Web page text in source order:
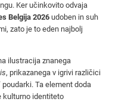
Ker učinkovito odvaja
Belgija 2026udoben in suh
zato je to eden najbolj
ilustracija znanega
, prikazanega v igrivi različici
Ta element doda
kulturno identiteto